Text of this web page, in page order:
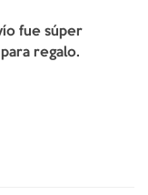
fue súper
regalo.